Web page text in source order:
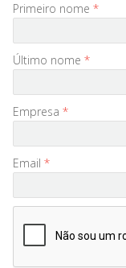
Primeiro nome *
Último nome *
Empresa *
Email *